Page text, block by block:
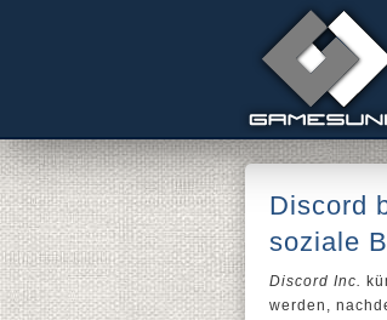
Discord
soziale
Discord Inc.
werden,